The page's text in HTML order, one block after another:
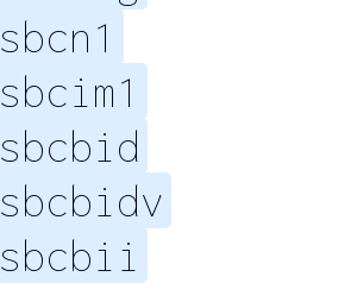
sbcn1
sbcim1
sbcbid
sbcbidv
sbcbii